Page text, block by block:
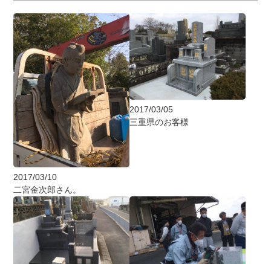
2017/03/10
二宮金次郎さん。
2017/03/05
三重県のお客様